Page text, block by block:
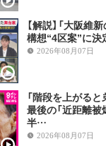
【解説】「大阪維
構想“4区案”に
2026年08月07日
「階段を上がる
最後の「近距離
半…
2026年08月07日